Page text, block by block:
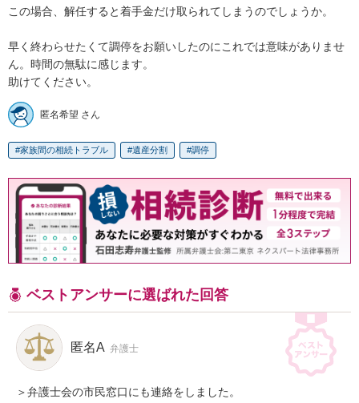
この場合、解任すると着手金だけ取られてしまうのでしょうか。
早く終わらせたくて調停をお願いしたのにこれでは意味がありませ
ん。時間の無駄に感じます。
助けてください。
匿名希望 さん
家族間の相続トラブル 遺産分割 調停
ベストアンサーに選ばれた回答
匿名A 弁護士
＞弁護士会の市民窓口にも連絡をしました。